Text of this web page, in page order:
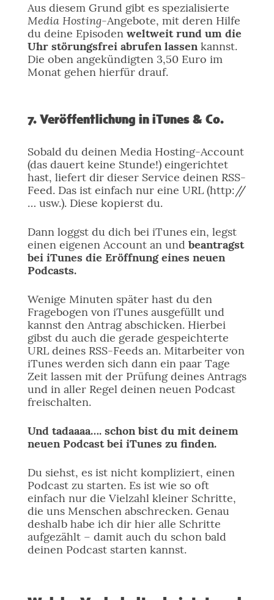
Aus diesem Grund gibt es spezialisierte
Media Hosting-Angebote, mit deren Hilfe
du deine Episoden weltweit rund um die
Uhr störungsfrei abrufen lassenkannst.
Die oben angekündigten 3,50 Euro im
Monat gehen hierfür drauf.
7. Veröffentlichung in iTunes & Co.
Sobald du deinen Media Hosting-Account
(das dauert keine Stunde!) eingerichtet
hast, liefert dir dieser Service deinen RSS-
Feed. Das ist einfach nur eine URL (http://
… usw.). Diese kopierst du.
Dann loggst du dich bei iTunes ein, legst
einen eigenen Account an und beantragst
bei iTunes die Eröffnung eines neuen
Podcasts.
Wenige Minuten später hast du den
Fragebogen von iTunes ausgefüllt und
kannst den Antrag abschicken. Hierbei
gibst du auch die gerade gespeichterte
URL deines RSS-Feeds an. Mitarbeiter von
iTunes werden sich dann ein paar Tage
Zeit lassen mit der Prüfung deines Antrags
und in aller Regel deinen neuen Podcast
freischalten.
Und tadaaaa…. schon bist du mit deinem
neuen Podcast bei iTunes zu finden.
Du siehst, es ist nicht kompliziert, einen
Podcast zu starten. Es ist wie so oft
einfach nur die Vielzahl kleiner Schritte,
die uns Menschen abschrecken. Genau
deshalb habe ich dir hier alle Schritte
aufgezählt – damit auch du schon bald
deinen Podcast starten kannst.